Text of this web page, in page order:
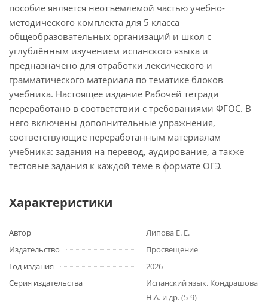
пособие является неотъемлемой частью учебно-
методического комплекта для 5 класса
общеобразовательных организаций и школ с
углублённым изучением испанского языка и
предназначено для отработки лексического и
грамматического материала по тематике блоков
учебника. Настоящее издание Рабочей тетради
переработано в соответствии с требованиями ФГОС. В
него включены дополнительные упражнения,
соответствующие переработанным материалам
учебника: задания на перевод, аудирование, а также
тестовые задания к каждой теме в формате ОГЭ.
Характеристики
Автор
Липова Е. Е.
Издательство
Просвещение
Год издания
2026
Серия издательства
Испанский язык. Кондрашова
Н.А. и др. (5-9)